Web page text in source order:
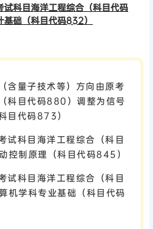
试科目海洋工程综合（科目代码
础（科目代码832）
含量子技术等）方向由原考
科目代码880）调整为信号
目代码873）
试科目海洋工程综合（科目
控制原理（科目代码845）
试科目海洋工程综合（科目
机学科专业基础（科目代码